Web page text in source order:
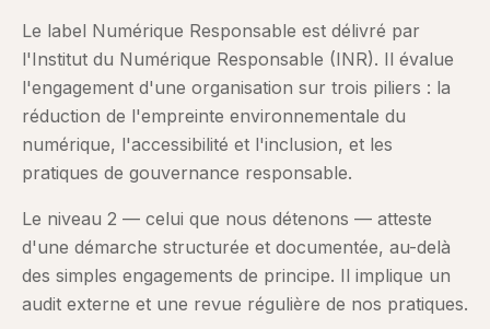
Le label Numérique Responsable est délivré par
l'Institut du Numérique Responsable (INR). Il évalue
l'engagement d'une organisation sur trois piliers : la
réduction de l'empreinte environnementale du
numérique, l'accessibilité et l'inclusion, et les
pratiques de gouvernance responsable.
Le niveau 2 — celui que nous détenons — atteste
d'une démarche structurée et documentée, au-delà
des simples engagements de principe. Il implique un
audit externe et une revue régulière de nos pratiques.